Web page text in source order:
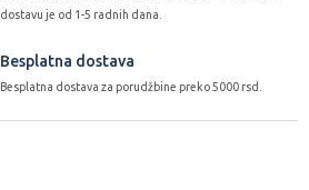
dostavu je od 1-5 radnih dana.
Besplatna dostava
Besplatna dostava za porudžbine preko 5000 rsd.